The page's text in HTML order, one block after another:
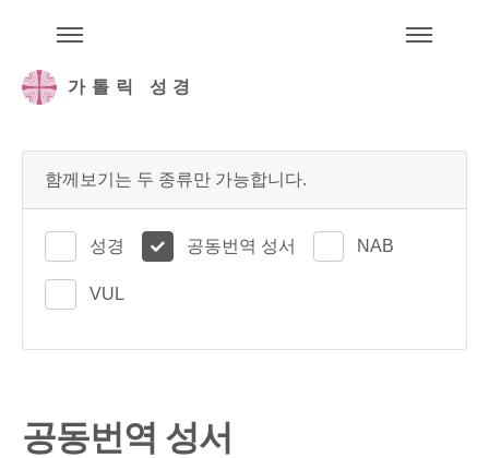
가톨릭 성경
함께보기는 두 종류만 가능합니다.
성경 공동번역 성서 NAB
VUL
공동번역 성서